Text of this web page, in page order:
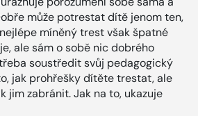
může potrestat dítě jenom ten,
míněný trest však špatné
ale sám o sobě nic dobrého
soustředit svůj pedagogický
jak prohřešky dítěte trestat, ale
jim zabránit. Jak na to, ukazuje